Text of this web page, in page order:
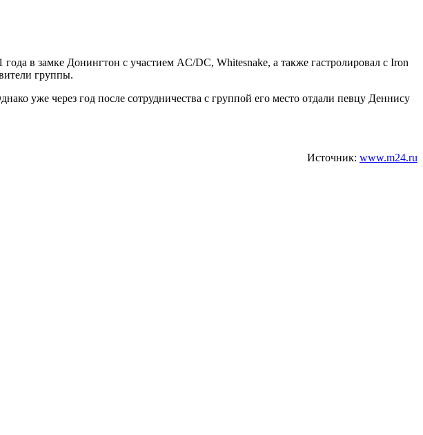
в замке Донингтон с участием AC/DC, Whitesnake, а также гастролировал с Iron
группы.
уже через год после сотрудничества с группой его место отдали певцу Деннису
Источник: www.m24.ru